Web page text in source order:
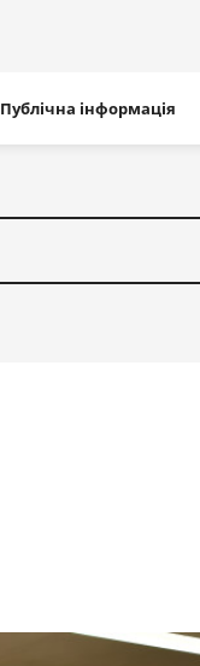
Публічна інформація